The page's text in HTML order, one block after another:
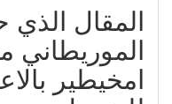
المقال الذي
الموريطاني
امخيطير